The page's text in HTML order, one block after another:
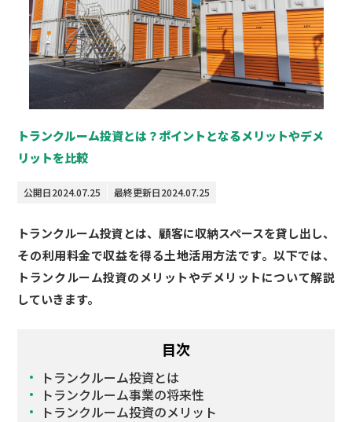
トランクルーム投資とは？ポイントとなるメリットやデメ
リットを比較
公開日2024.07.25 最終更新日2024.07.25
トランクルーム投資とは、顧客に収納スペースを貸し出し、
その利用料金で収益を得る土地活用方法です。以下では、
トランクルーム投資のメリットやデメリットについて解説
していきます。
目次
トランクルーム投資とは
トランクルーム事業の将来性
トランクルーム投資のメリット